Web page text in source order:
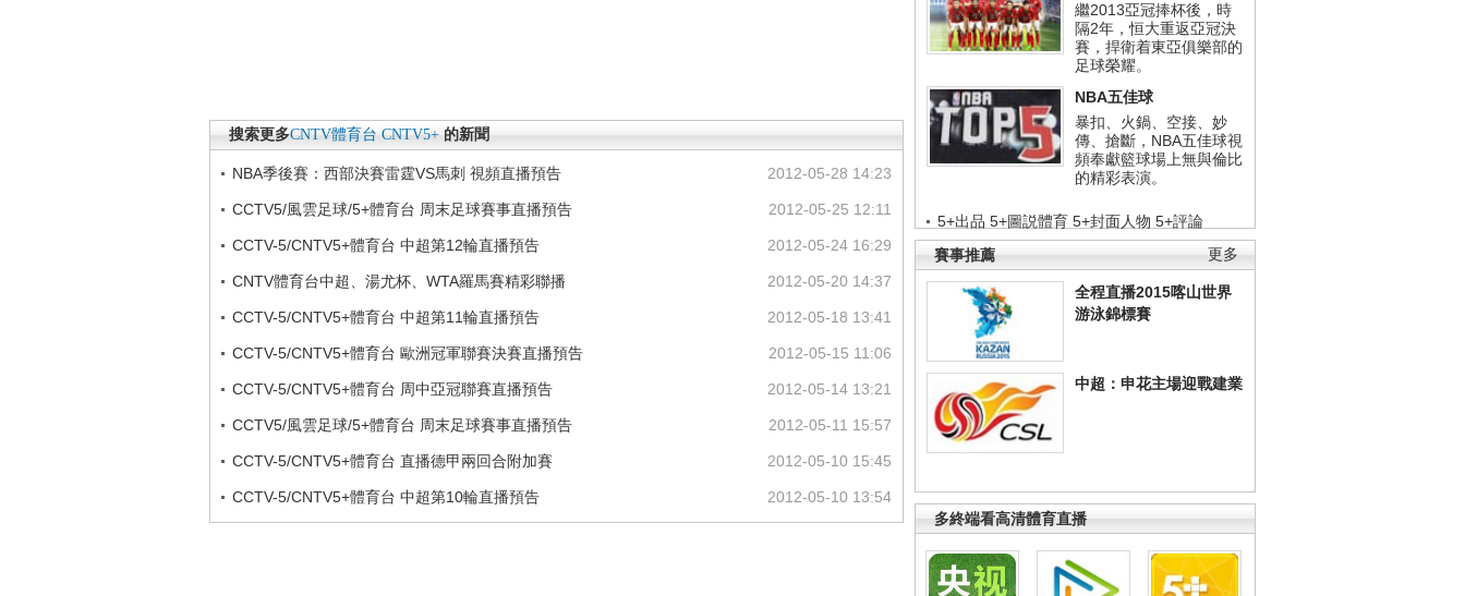
繼2013亞冠捧杯後，時
隔2年，恒大重返亞冠決
賽，捍衛着東亞俱樂部的
足球榮耀。
NBA五佳球
暴扣、火鍋、空接、妙
傳、搶斷，NBA五佳球視
頻奉獻籃球場上無與倫比
的精彩表演。
5+出品 5+圖説體育 5+封面人物 5+評論
更多
賽事推薦
全程直播2015喀山世界
游泳錦標賽
中超：申花主場迎戰建業
多終端看高清體育直播
搜索更多CNTV體育台 CNTV5+ 的新聞
2012-05-28 14:23
NBA季後賽：西部決賽雷霆VS馬刺 視頻直播預告
2012-05-25 12:11
CCTV5/風雲足球/5+體育台 周末足球賽事直播預告
2012-05-24 16:29
CCTV-5/CNTV5+體育台 中超第12輪直播預告
2012-05-20 14:37
CNTV體育台中超、湯尤杯、WTA羅馬賽精彩聯播
2012-05-18 13:41
CCTV-5/CNTV5+體育台 中超第11輪直播預告
2012-05-15 11:06
CCTV-5/CNTV5+體育台 歐洲冠軍聯賽決賽直播預告
2012-05-14 13:21
CCTV-5/CNTV5+體育台 周中亞冠聯賽直播預告
2012-05-11 15:57
CCTV5/風雲足球/5+體育台 周末足球賽事直播預告
2012-05-10 15:45
CCTV-5/CNTV5+體育台 直播德甲兩回合附加賽
2012-05-10 13:54
CCTV-5/CNTV5+體育台 中超第10輪直播預告